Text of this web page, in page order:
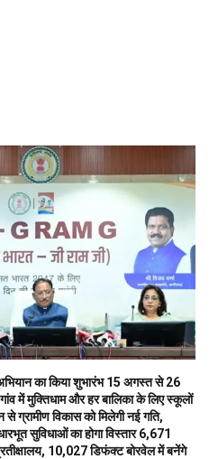
का किया शुभारंभ 15 अगस्त से 26
में मुक्तिधाम और हर बालिका के लिए स्कूलों
से ग्रामीण विकास को मिलेगी नई गति,
सुविधाओं का होगा विस्तार 6,671
10,027 डिफंक्ट बोरवेल में बनेंगे